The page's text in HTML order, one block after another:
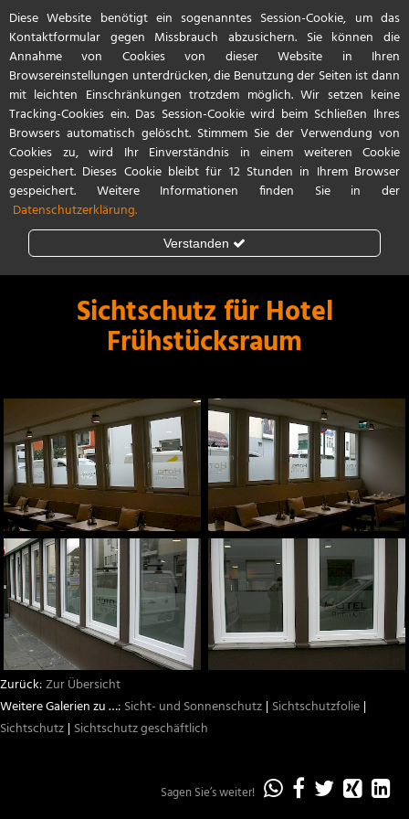
Start Referenzen Kontakt / Anfahrt
Lackschutzfolie
Teilfolierung
Porsche
Aston Martin
weitere Marken
Fahrzeugbeschriftungen
Beschriftungen und Schilder
Sichtschutz
Sonnenschutz
Team
Infrastruktur
Sichtschutz für Hotel
Frühstücksraum
Zur Übersicht
Sicht- und Sonnenschutz Sichtschutzfolie
Sichtschutz Sichtschutz geschäftlich
Sagen Sie’s weiter! „Sichtschutz
Diese Website benötigt ein sogenanntes Session-Cookie, um das
Kontaktformular gegen Missbrauch abzusichern. Sie können die
Annahme von Cookies von dieser Website in Ihren
Browsereinstellungen unterdrücken, die Benutzung der Seiten ist dann
mit leichten Einschränkungen trotzdem möglich. Wir setzen keine
Tracking-Cookies ein. Das Session-Cookie wird beim Schließen Ihres
Browsers automatisch gelöscht. Stimmem Sie der Verwendung von
Cookies zu, wird Ihr Einverständnis in einem weiteren Cookie
gespeichert. Dieses Cookie bleibt für 12 Stunden in Ihrem Browser
gespeichert. Weitere Informationen finden Sie in der
Datenschutzerklärung.
Verstanden